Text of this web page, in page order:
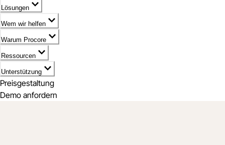
Lösungen
Wem wir helfen
Warum Procore
Ressourcen
Unterstützung
Preisgestaltung
Demo anfordern